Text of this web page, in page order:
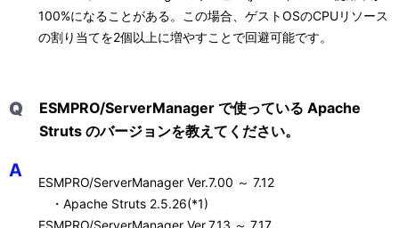
100%になることがある。この場合、ゲストOSのCPUリソース
の割り当てを2個以上に増やすことで回避可能です。
Q
ESMPRO/ServerManager で使っている Apache
Struts のバージョンを教えてください。
A
ESMPRO/ServerManager Ver.7.00 ～ 7.12
・Apache Struts 2.5.26(*1)
ESMPRO/ServerManager Ver.7.13 ～ 7.17